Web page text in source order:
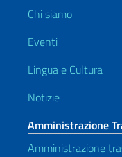
Chi siamo
Eventi
Lingua e Cultura
Notizie
Amministrazione
Amministrazione